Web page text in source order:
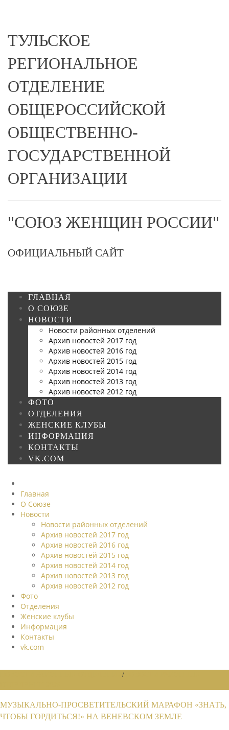
ТУЛЬСКОЕ
РЕГИОНАЛЬНОЕ
ОТДЕЛЕНИЕ
ОБЩЕРОССИЙСКОЙ
ОБЩЕСТВЕННО-
ГОСУДАРСТВЕННОЙ
ОРГАНИЗАЦИИ
"СОЮЗ ЖЕНЩИН РОССИИ"
ОФИЦИАЛЬНЫЙ САЙТ
ГЛАВНАЯ
О СОЮЗЕ
НОВОСТИ
Новости районных отделений
Архив новостей 2017 год
Архив новостей 2016 год
Архив новостей 2015 год
Архив новостей 2014 год
Архив новостей 2013 год
Архив новостей 2012 год
ФОТО
ОТДЕЛЕНИЯ
ЖЕНСКИЕ КЛУБЫ
ИНФОРМАЦИЯ
КОНТАКТЫ
VK.COM
Главная
О Союзе
Новости
Новости районных отделений
Архив новостей 2017 год
Архив новостей 2016 год
Архив новостей 2015 год
Архив новостей 2014 год
Архив новостей 2013 год
Архив новостей 2012 год
Фото
Отделения
Женские клубы
Информация
Контакты
vk.com
/
МУЗЫКАЛЬНО-ПРОСВЕТИТЕЛЬСКИЙ МАРАФОН «ЗНАТЬ,
ЧТОБЫ ГОРДИТЬСЯ!» НА ВЕНЕВСКОМ ЗЕМЛЕ